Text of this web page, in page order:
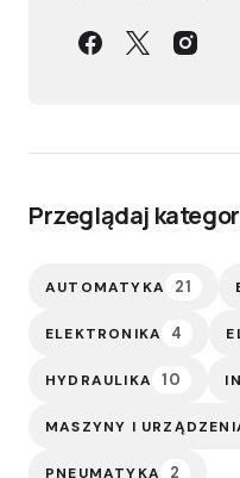
Przeglądaj
AUTOMATYKA 21
ELEKTRONIKA 4
HYDRAULIKA 10
MASZYNY I
PNEUMATYKA 2